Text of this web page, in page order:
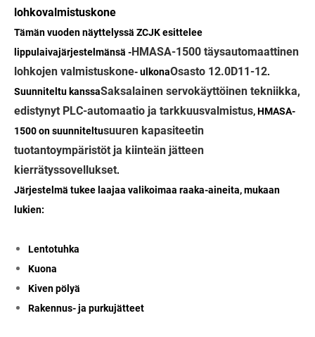
lohkovalmistuskone
Tämän vuoden näyttelyssä ZCJK esittelee
lippulaivajärjestelmänsä -HMASA-1500 täysautomaattinen
lohkojen valmistuskone- ulkonaOsasto 12.0D11-12.
Suunniteltu kanssaSaksalainen servokäyttöinen tekniikka,
edistynyt PLC-automaatio ja tarkkuusvalmistus, HMASA-
1500 on suunniteltusuuren kapasiteetin
tuotantoympäristöt ja kiinteän jätteen
kierrätyssovellukset.
Järjestelmä tukee laajaa valikoimaa raaka-aineita, mukaan
lukien:
Lentotuhka
Kuona
Kiven pölyä
Rakennus- ja purkujätteet